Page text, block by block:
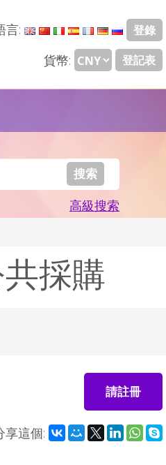
言: 登錄
貨幣: 登記表
高級搜索
採購
請註冊
享這個: